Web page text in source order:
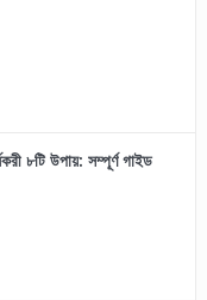
৮টি উপায়: সম্পূর্ণ গাইড